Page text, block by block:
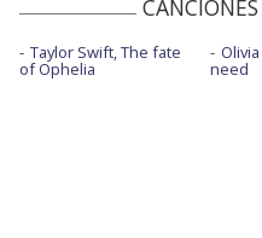
CANCIONES
Taylor Swift, The fate
of Ophelia need